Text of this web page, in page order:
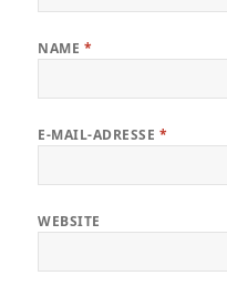
NAME *
E-MAIL-ADRESSE *
WEBSITE